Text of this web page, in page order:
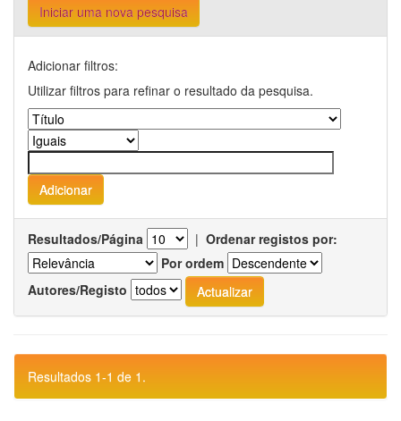
Iniciar uma nova pesquisa
Adicionar filtros:
Utilizar filtros para refinar o resultado da pesquisa.
Resultados/Página | Ordenar registos por:
Por ordem
Autores/Registo
Resultados 1-1 de 1.